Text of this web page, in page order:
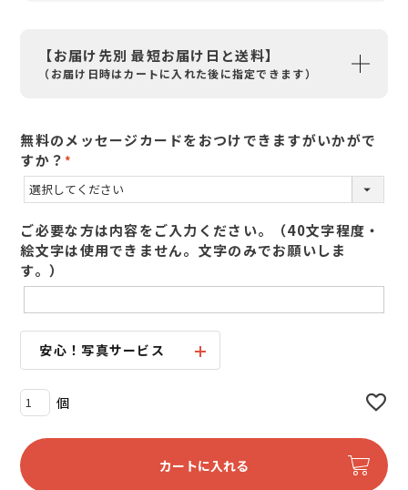
【お届け先別 最短お届け日と送料】
（お届け日時はカートに入れた後に指定できます）
無料のメッセージカードをおつけできますがいかがで
すか？
(
必
)
ご必要な方は内容をご入力ください。（40文字程度・
絵文字は使用できません。文字のみでお願いしま
す。）
安心！写真サービス
カートに入れる